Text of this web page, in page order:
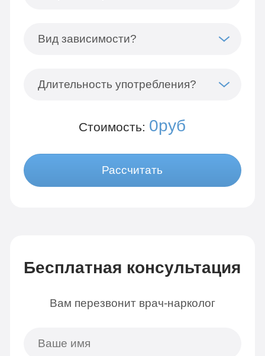
Вид зависимости?
Длительность употребления?
Стоимость: 0руб
Рассчитать
Бесплатная консультация
Вам перезвонит врач-нарколог